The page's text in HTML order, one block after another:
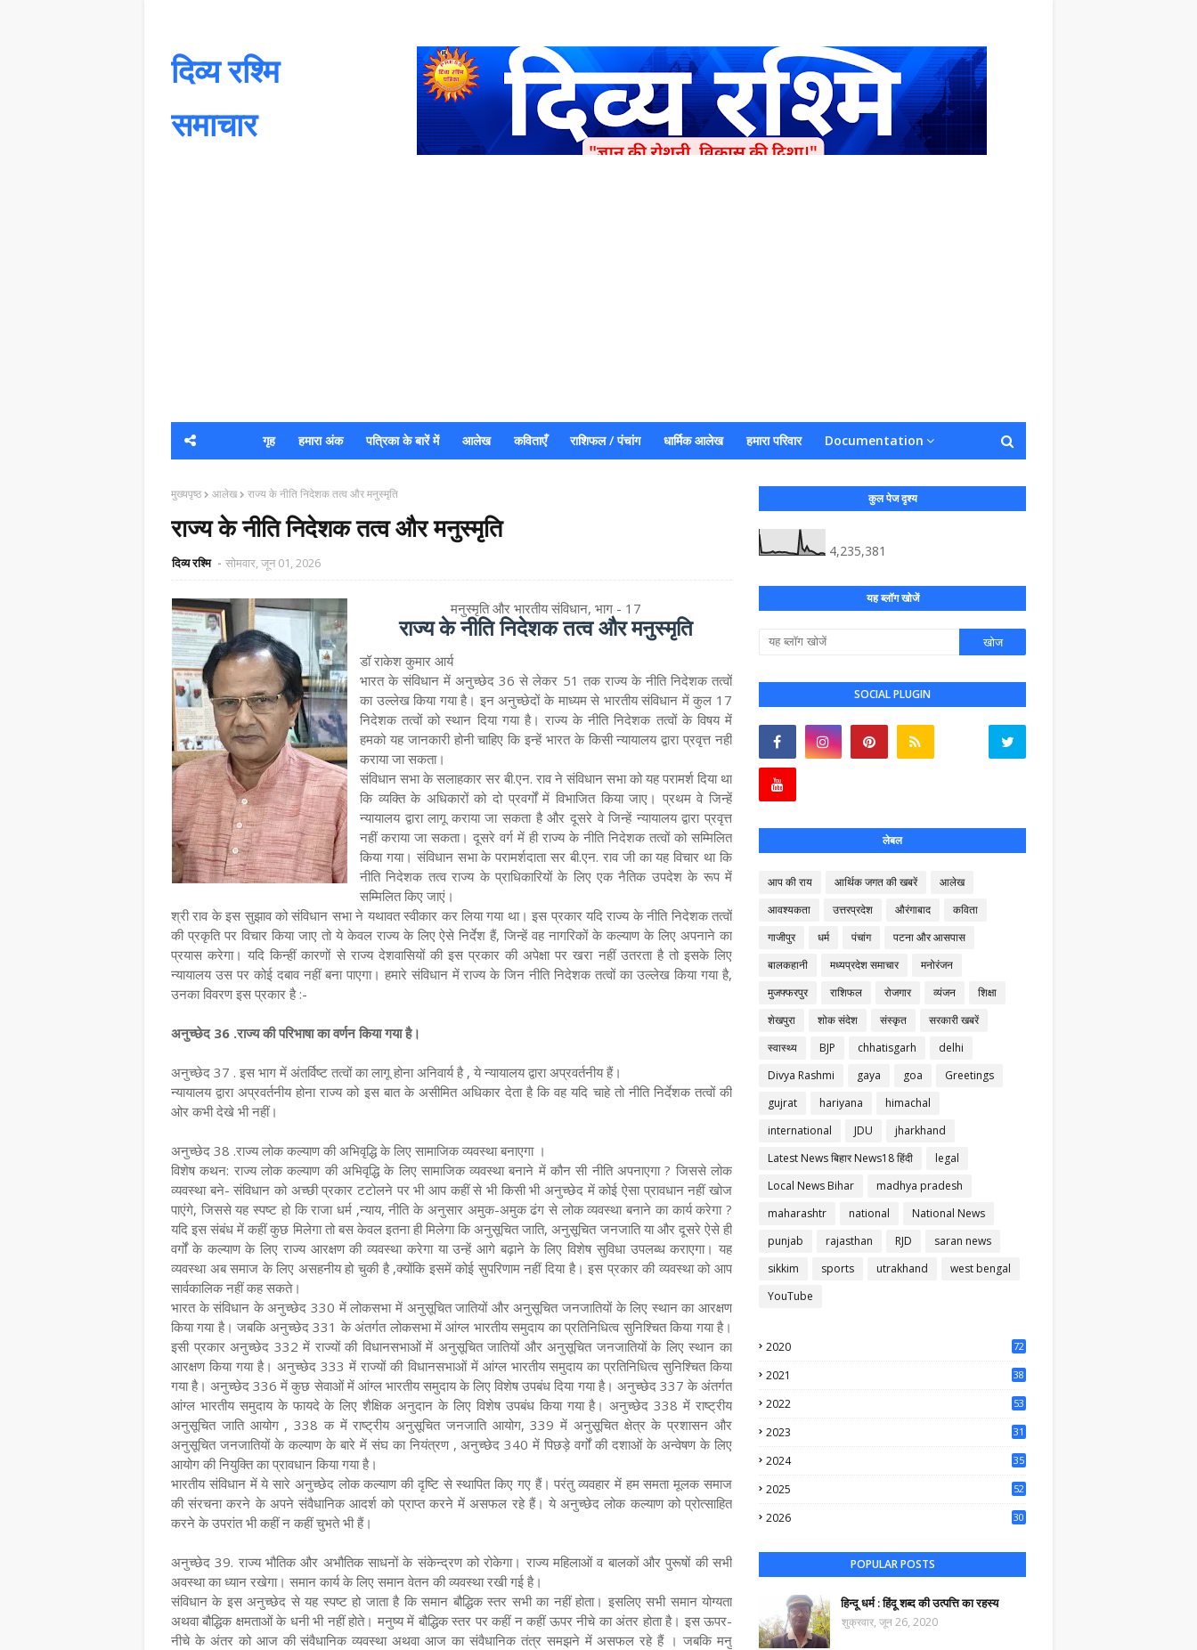
दिव्य रश्मि
समाचार
गृह हमारा अंक पत्रिका के बारें में आलेख कविताएँ राशिफल / पंचांग धार्मिक आलेख हमारा परिवार Documentation
मुख्यपृष्ठ आलेख राज्य के नीति निदेशक तत्व और मनुस्मृति
राज्य के नीति निदेशक तत्व और मनुस्मृति
दिव्य रश्मि सोमवार, जून 01, 2026
मनुस्मृति और भारतीय संविधान, भाग - 17
राज्य के नीति निदेशक तत्व और मनुस्मृति
डॉ राकेश कुमार आर्य
भारत के संविधान में अनुच्छेद 36 से लेकर 51 तक राज्य के नीति निदेशक तत्वों
का उल्लेख किया गया है। इन अनुच्छेदों के माध्यम से भारतीय संविधान में कुल 17
निदेशक तत्वों को स्थान दिया गया है। राज्य के नीति निदेशक तत्वों के विषय में
हमको यह जानकारी होनी चाहिए कि इन्हें भारत के किसी न्यायालय द्वारा प्रवृत्त नहीं
कराया जा सकता।
संविधान सभा के सलाहकार सर बी.एन. राव ने संविधान सभा को यह परामर्श दिया था
कि व्यक्ति के अधिकारों को दो प्रवर्गों में विभाजित किया जाए। प्रथम वे जिन्हें
न्यायालय द्वारा लागू कराया जा सकता है और दूसरे वे जिन्हें न्यायालय द्वारा प्रवृत्त
नहीं कराया जा सकता। दूसरे वर्ग में ही राज्य के नीति निदेशक तत्वों को सम्मिलित
किया गया। संविधान सभा के परामर्शदाता सर बी.एन. राव जी का यह विचार था कि
नीति निदेशक तत्व राज्य के प्राधिकारियों के लिए एक नैतिक उपदेश के रूप में
सम्मिलित किए जाएं।
श्री राव के इस सुझाव को संविधान सभा ने यथावत स्वीकार कर लिया गया था। इस प्रकार यदि राज्य के नीति निदेशक तत्वों
की प्रकृति पर विचार किया जाए तो ये केवल राज्य के लिए ऐसे निर्देश हैं, जिन्हें वह नागरिकों के कल्याण के लिए अपनाने का
प्रयास करेगा। यदि किन्हीं कारणों से राज्य देशवासियों की इस प्रकार की अपेक्षा पर खरा नहीं उतरता है तो इसके लिए
न्यायालय उस पर कोई दबाव नहीं बना पाएगा। हमारे संविधान में राज्य के जिन नीति निदेशक तत्वों का उल्लेख किया गया है,
उनका विवरण इस प्रकार है :-
अनुच्छेद 36 .राज्य की परिभाषा का वर्णन किया गया है।
अनुच्छेद 37 . इस भाग में अंतर्विष्‍ट तत्‍वों का लागू होना अनिवार्य है , ये न्यायालय द्वारा अप्रवर्तनीय हैं।
न्यायालय द्वारा अप्रवर्तनीय होना राज्य को इस बात के असीमित अधिकार देता है कि वह यदि चाहे तो नीति निर्देशक तत्वों की
ओर कभी देखे भी नहीं।
अनुच्छेद 38 .राज्‍य लोक कल्‍याण की अभिवृद्धि के लिए सामाजिक व्‍यवस्‍था बनाएगा ।
विशेष कथन: राज्य लोक कल्याण की अभिवृद्धि के लिए सामाजिक व्यवस्था बनाने में कौन सी नीति अपनाएगा ? जिससे लोक
व्यवस्था बने- संविधान को अच्छी प्रकार टटोलने पर भी आप कहीं से भी किसी भी अनुच्छेद में कोई ऐसा प्रावधान नहीं खोज
पाएंगे, जिससे यह स्पष्ट हो कि राजा धर्म ,न्याय, नीति के अनुसार अमुक-अमुक ढंग से लोक व्यवस्था बनाने का कार्य करेगा ?
यदि इस संबंध में कहीं कुछ मिलेगा तो बस केवल इतना ही मिलेगा कि अनुसूचित जाति, अनुसूचित जनजाति या और दूसरे ऐसे ही
वर्गों के कल्याण के लिए राज्य आरक्षण की व्यवस्था करेगा या उन्हें आगे बढ़ाने के लिए विशेष सुविधा उपलब्ध कराएगा। यह
व्यवस्था अब समाज के लिए असहनीय हो चुकी है ,क्योंकि इसमें कोई सुपरिणाम नहीं दिया है। इस प्रकार की व्यवस्था को आप
सार्वकालिक नहीं कह सकते।
भारत के संविधान के अनुच्छेद 330 में लोकसभा में अनुसूचित जातियों और अनुसूचित जनजातियों के लिए स्थान का आरक्षण
किया गया है। जबकि अनुच्छेद 331 के अंतर्गत लोकसभा में आंग्ल भारतीय समुदाय का प्रतिनिधित्व सुनिश्चित किया गया है।
इसी प्रकार अनुच्छेद 332 में राज्यों की विधानसभाओं में अनुसूचित जातियों और अनुसूचित जनजातियों के लिए स्थान का
आरक्षण किया गया है। अनुच्छेद 333 में राज्यों की विधानसभाओं में आंग्ल भारतीय समुदाय का प्रतिनिधित्व सुनिश्चित किया
गया है। अनुच्छेद 336 में कुछ सेवाओं में आंग्ल भारतीय समुदाय के लिए विशेष उपबंध दिया गया है। अनुच्छेद 337 के अंतर्गत
आंग्ल भारतीय समुदाय के फायदे के लिए शैक्षिक अनुदान के लिए विशेष उपबंध किया गया है। अनुच्छेद 338 में राष्ट्रीय
अनुसूचित जाति आयोग , 338 क में राष्ट्रीय अनुसूचित जनजाति आयोग, 339 में अनुसूचित क्षेत्र के प्रशासन और
अनुसूचित जनजातियों के कल्याण के बारे में संघ का नियंत्रण , अनुच्छेद 340 में पिछड़े वर्गों की दशाओं के अन्वेषण के लिए
आयोग की नियुक्ति का प्रावधान किया गया है।
भारतीय संविधान में ये सारे अनुच्छेद लोक कल्याण की दृष्टि से स्थापित किए गए हैं। परंतु व्यवहार में हम समता मूलक समाज
की संरचना करने के अपने संवैधानिक आदर्श को प्राप्त करने में असफल रहे हैं। ये अनुच्छेद लोक कल्याण को प्रोत्साहित
करने के उपरांत भी कहीं न कहीं चुभते भी हैं।
अनुच्छेद 39. राज्य भौतिक और अभौतिक साधनों के संकेन्द्रण को रोकेगा। राज्य महिलाओं व बालकों और पुरूषों की सभी
अवस्था का ध्यान रखेगा। समान कार्य के लिए समान वेतन की व्यवस्था रखी गई है।
संविधान के इस अनुच्छेद से यह स्पष्ट हो जाता है कि समान बौद्धिक स्तर सभी का नहीं होता। इसलिए सभी समान योग्यता
अथवा बौद्धिक क्षमताओं के धनी भी नहीं होते। मनुष्य में बौद्धिक स्तर पर कहीं न कहीं ऊपर नीचे का अंतर होता है। इस ऊपर-
नीचे के अंतर को आज की संवैधानिक व्यवस्था अथवा आज का संवैधानिक तंत्र समझने में असफल रहे हैं । जबकि मनु
कुल पेज दृश्य
4,235,381
यह ब्लॉग खोजें
SOCIAL PLUGIN
लेबल
आप की राय आर्थिक जगत की खबरें
आलेख
आवश्यकता
उत्तरप्रदेश औरंगाबाद
कविता
गाजीपुर
धर्म पंचांग
पटना और आसपास
बालकहानी
मध्यप्रदेश समाचार
मनोरंजन
मुजफ्फरपुर
राशिफल रोजगार व्यंजन
शिक्षा
शेखपुरा
शोक संदेश संस्कृत
सरकारी खबरें
स्वास्थ्य
BJP chhatisgarh
delhi
Divya Rashmi
gaya goa
Greetings
gujrat
hariyana
himachal
international
JDU
jharkhand
Latest News बिहार News18 हिंदी
legal
Local News Bihar
madhya pradesh
maharashtr
national
National News
punjab
rajasthan RJD
saran news
sikkim
sports utrakhand
west bengal
YouTube
2020
72
2021
38
2022
53
2023
31
2024
35
2025
52
2026
30
POPULAR POSTS
हिन्दू धर्म : हिंदू शब्द की उत्पत्ति का रहस्य
शुक्रवार, जून 26, 2020